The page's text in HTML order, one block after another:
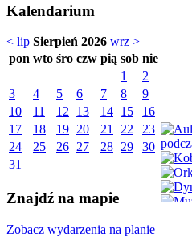
Kalendarium
< lip Sierpień 2026 wrz >
pon wto śro czw pią sob nie
1
2
3
4 5 6 7 8
9
10
11 12 13 14 15
16
17
18 19 20 21 22
23
24
25 26 27 28 29
30
31
Znajdź na mapie
Zobacz wydarzenia na planie